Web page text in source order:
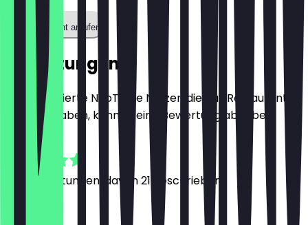
Restaurant anrufen
Bewertungen
Nur registrierte NeoTaste Nutzer, die das Restaurant
besucht haben, können eine Bewertung abgeben.
Bewertungen, davon 21 geschrieben